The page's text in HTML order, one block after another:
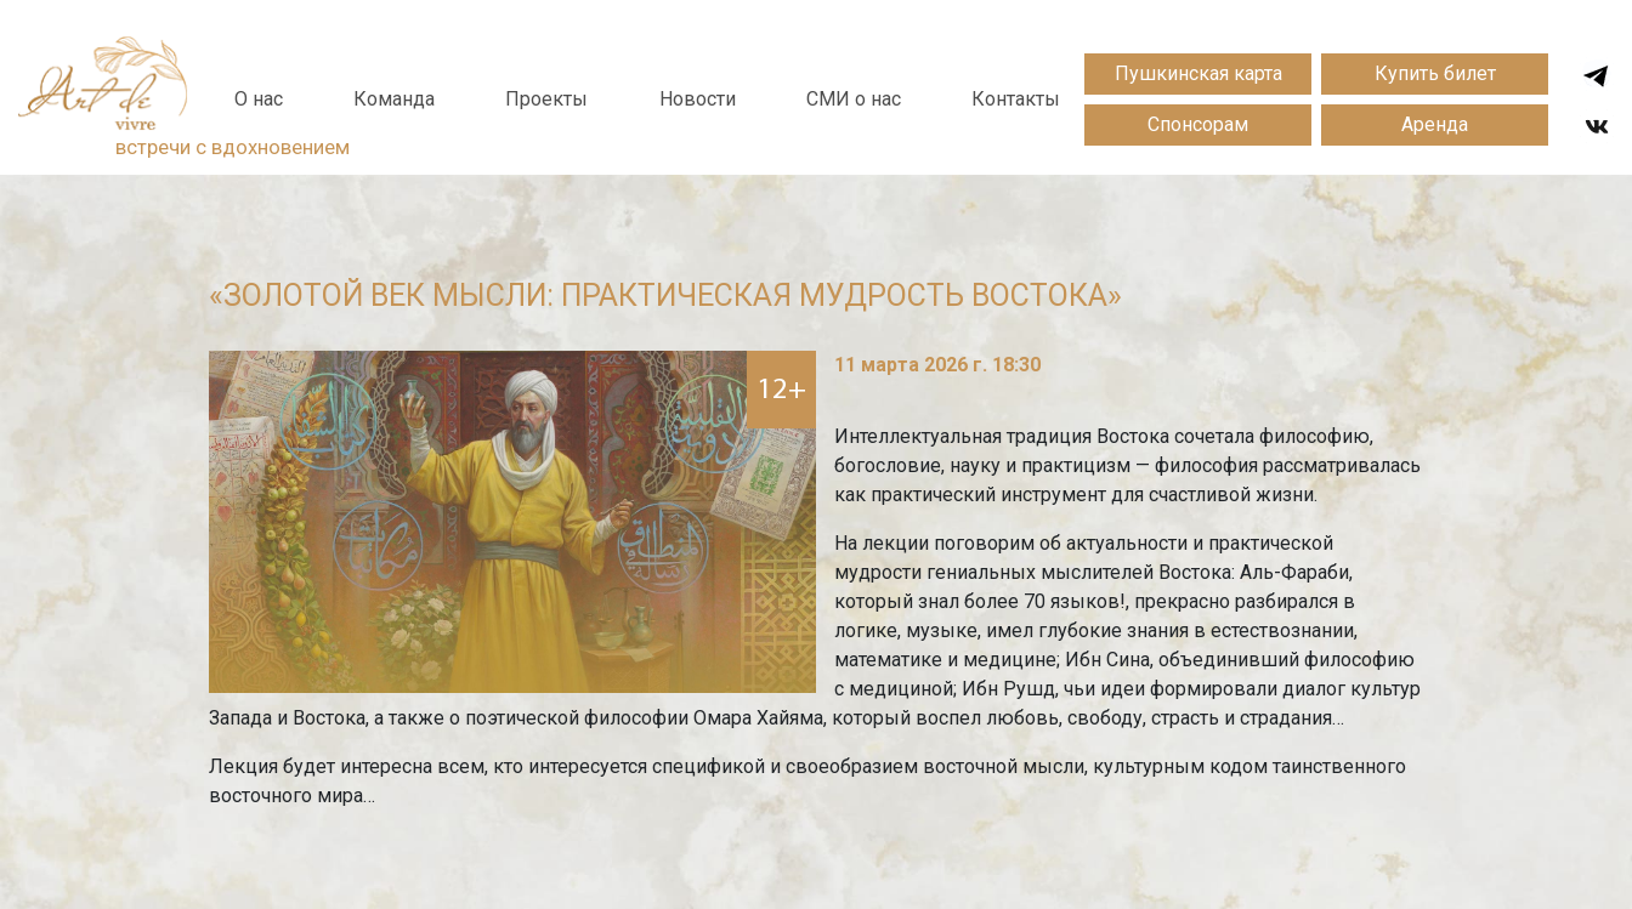
встречи с вдохновением
О нас Команда Проекты Новости СМИ о нас Контакты
Пушкинская карта Купить билет
Спонсорам Аренда
«ЗОЛОТОЙ ВЕК МЫСЛИ: ПРАКТИЧЕСКАЯ МУДРОСТЬ ВОСТОКА»
12+
11 марта 2026 г. 18:30
Интеллектуальная традиция Востока сочетала философию,
богословие, науку и практицизм — философия рассматривалась
как практический инструмент для счастливой жизни.
На лекции поговорим об актуальности и практической
мудрости гениальных мыслителей Востока: Аль-Фараби,
который знал более 70 языков!, прекрасно разбирался в
логике, музыке, имел глубокие знания в естествознании,
математике и медицине; Ибн Сина, объединивший философию
с медициной; Ибн Рушд, чьи идеи формировали диалог культур
Запада и Востока, а также о поэтической философии Омара Хайяма, который воспел любовь, свободу, страсть и страдания…
Лекция будет интересна всем, кто интересуется спецификой и своеобразием восточной мысли, культурным кодом таинственного
восточного мира…